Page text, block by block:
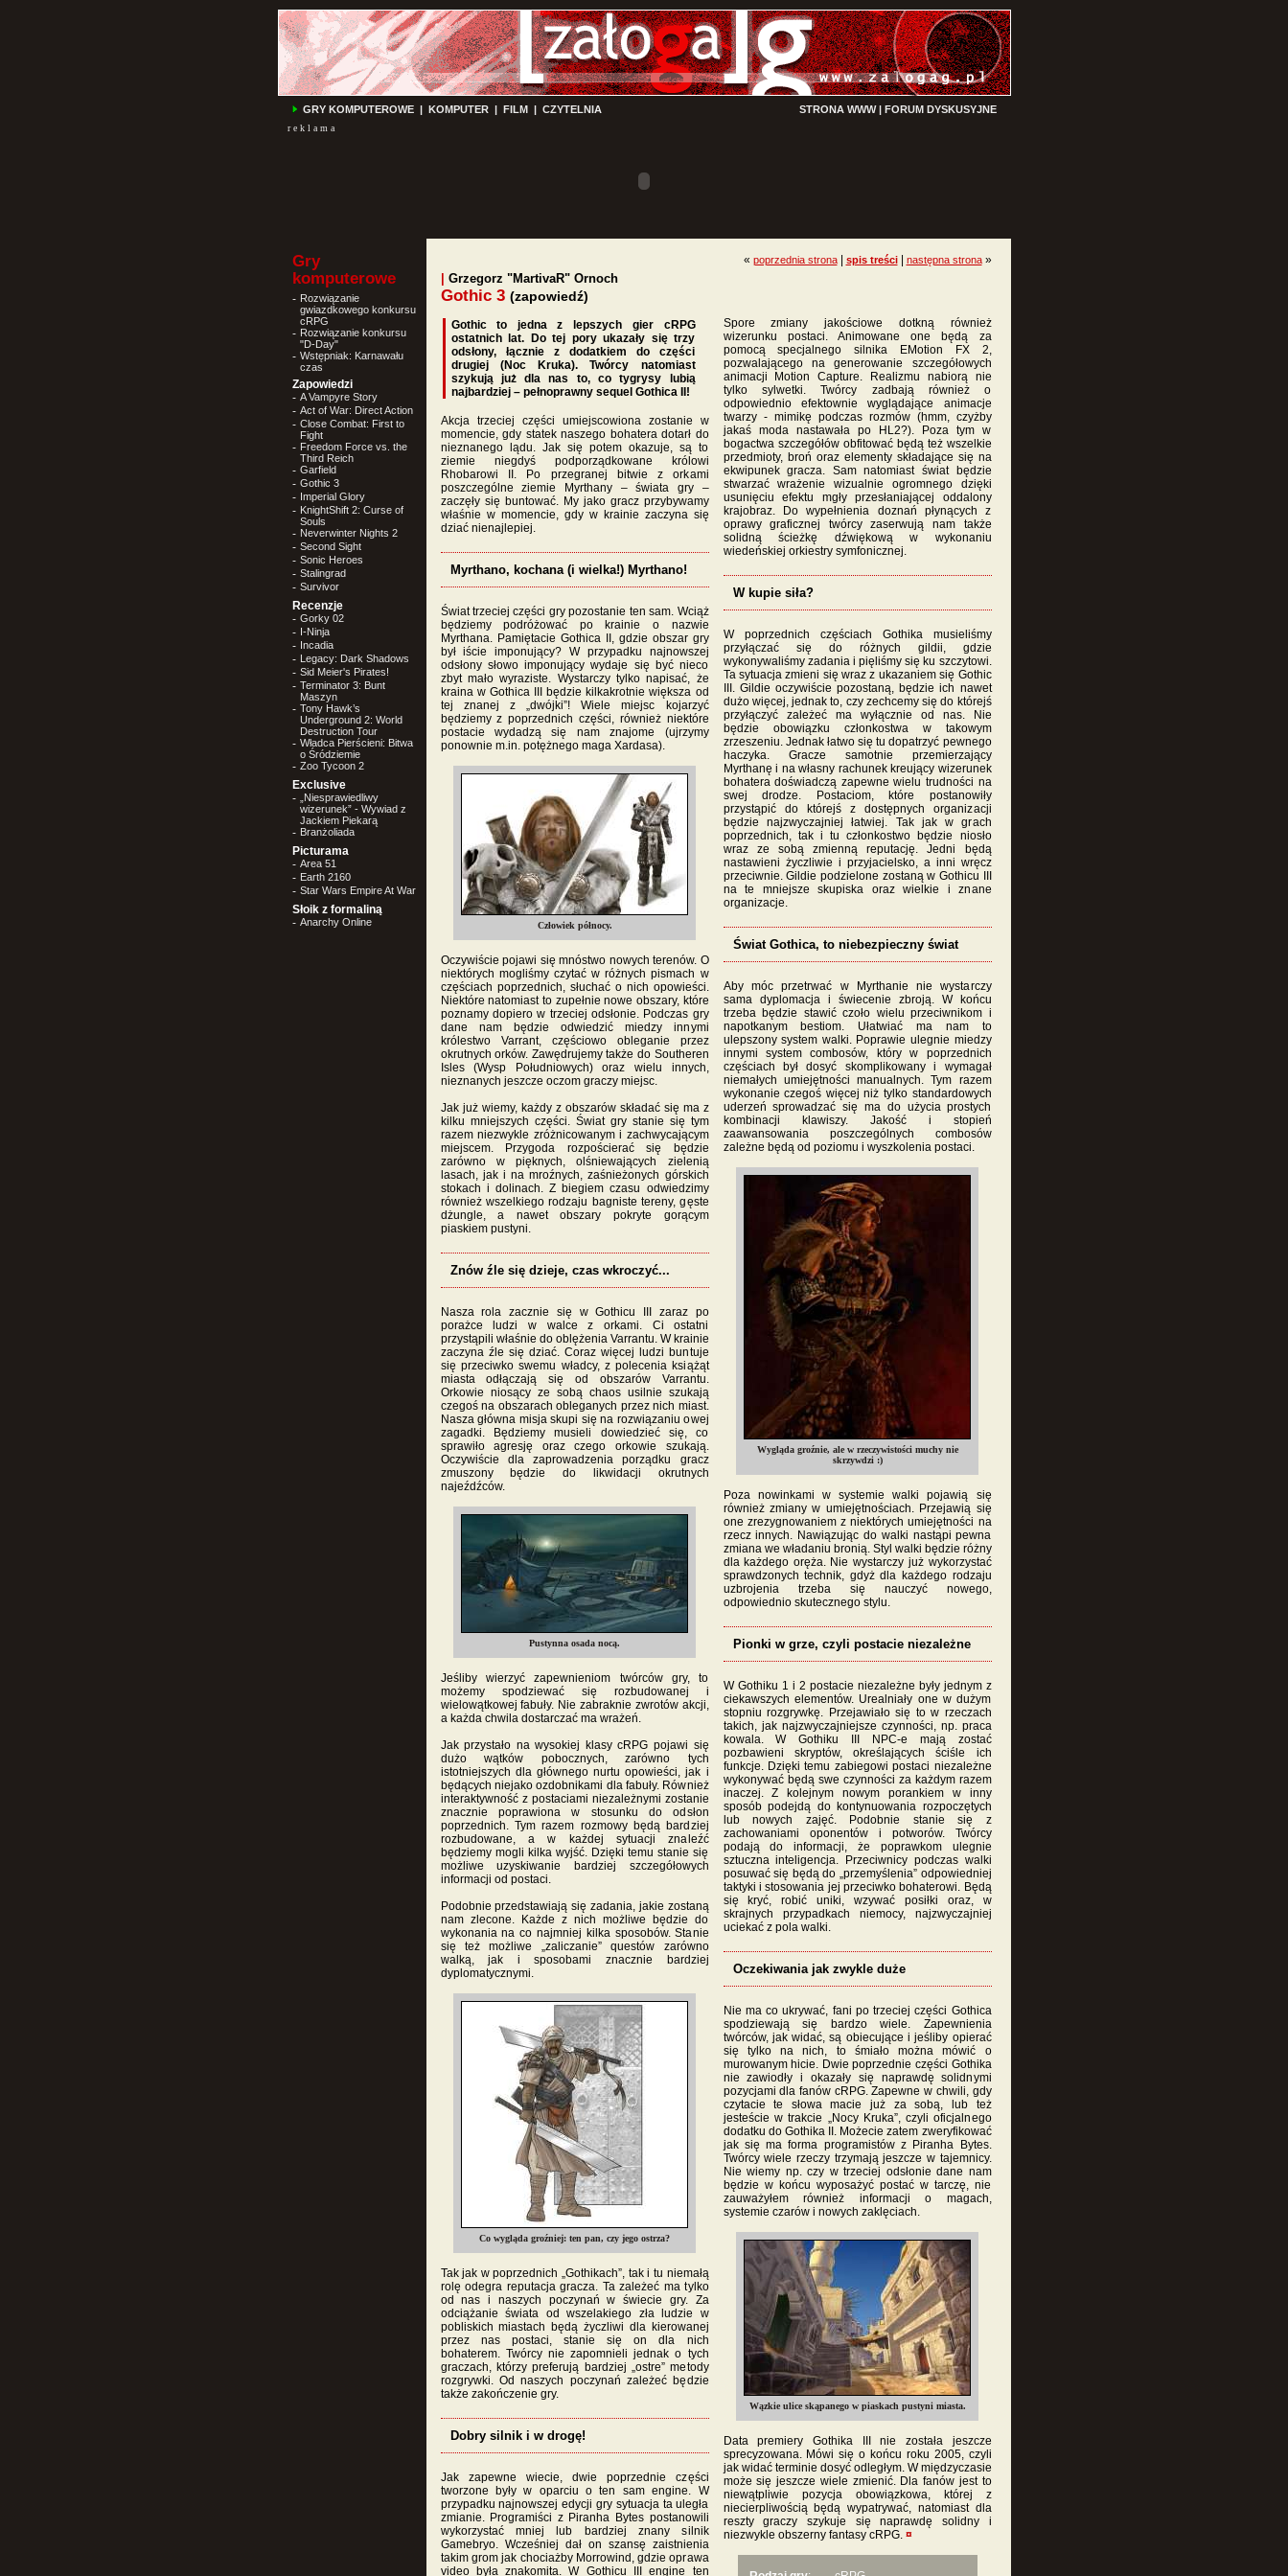
GRY KOMPUTEROWE| KOMPUTER| FILM| CZYTELNIA STRONA WWW| FORUM DYSKUSYJNE
r e k l a m a
Gry
komputerowe
- Rozwiązanie
gwiazdkowego konkursu
cRPG
- Rozwiązanie konkursu
"D-Day"
- Wstępniak: Karnawału
czas
Zapowiedzi
- A Vampyre Story
- Act of War: Direct Action
- Close Combat: First to
Fight
- Freedom Force vs. the
Third Reich
- Garfield
- Gothic 3
- Imperial Glory
- KnightShift 2: Curse of
Souls
- Neverwinter Nights 2
- Second Sight
- Sonic Heroes
- Stalingrad
- Survivor
Recenzje
- Gorky 02
- I-Ninja
- Incadia
- Legacy: Dark Shadows
- Sid Meier's Pirates!
- Terminator 3: Bunt
Maszyn
- Tony Hawk’s
Underground 2: World
Destruction Tour
- Władca Pierścieni: Bitwa
o Śródziemie
- Zoo Tycoon 2
Exclusive
-
„Niesprawiedliwy
wizerunek” - Wywiad z
Jackiem Piekarą
- Branżoliada
Picturama
- Area 51
- Earth 2160
- Star Wars Empire At War
Słoik z formaliną
- Anarchy Online
« poprzednia strona| spis treści| następna strona»
Grzegorz "MartivaR" Ornoch
Gothic 3 (zapowiedź)
Gothic to jedna z lepszych gier cRPG
ostatnich lat. Do tej pory ukazały się trzy
odsłony, łącznie z dodatkiem do części
drugiej (Noc Kruka). Twórcy natomiast
szykują już dla nas to, co tygrysy lubią
najbardziej – pełnoprawny sequel Gothica II!
Akcja trzeciej części umiejscowiona zostanie w
momencie, gdy statek naszego bohatera dotarł do
nieznanego lądu. Jak się potem okazuje, są to
ziemie niegdyś podporządkowane królowi
Rhobarowi II. Po przegranej bitwie z orkami
poszczególne ziemie Myrthany – świata gry –
zaczęły się buntować. My jako gracz przybywamy
właśnie w momencie, gdy w krainie zaczyna się
dziać nienajlepiej.
Myrthano, kochana (i wielka!) Myrthano!
Świat trzeciej części gry pozostanie ten sam. Wciąż
będziemy podróżować po krainie o nazwie
Myrthana. Pamiętacie Gothica II, gdzie obszar gry
był iście imponujący? W przypadku najnowszej
odsłony słowo imponujący wydaje się być nieco
zbyt mało wyraziste. Wystarczy tylko napisać, że
kraina w Gothica III będzie kilkakrotnie większa od
tej znanej z „dwójki”! Wiele miejsc kojarzyć
będziemy z poprzednich części, również niektóre
postacie wydadzą się nam znajome (ujrzymy
ponownie m.in. potężnego maga Xardasa).
Człowiek północy.
Oczywiście pojawi się mnóstwo nowych terenów. O
niektórych mogliśmy czytać w różnych pismach w
częściach poprzednich, słuchać o nich opowieści.
Niektóre natomiast to zupełnie nowe obszary, które
poznamy dopiero w trzeciej odsłonie. Podczas gry
dane nam będzie odwiedzić miedzy innymi
królestwo Varrant, częściowo obleganie przez
okrutnych orków. Zawędrujemy także do Southeren
Isles (Wysp Południowych) oraz wielu innych,
nieznanych jeszcze oczom graczy miejsc.
Jak już wiemy, każdy z obszarów składać się ma z
kilku mniejszych części. Świat gry stanie się tym
razem niezwykle zróżnicowanym i zachwycającym
miejscem. Przygoda rozpościerać się będzie
zarówno w pięknych, olśniewających zielenią
lasach, jak i na mroźnych, zaśnieżonych górskich
stokach i dolinach. Z biegiem czasu odwiedzimy
również wszelkiego rodzaju bagniste tereny, gęste
dżungle, a nawet obszary pokryte gorącym
piaskiem pustyni.
Znów źle się dzieje, czas wkroczyć...
Nasza rola zacznie się w Gothicu III zaraz po
porażce ludzi w walce z orkami. Ci ostatni
przystąpili właśnie do oblężenia Varrantu. W krainie
zaczyna źle się dziać. Coraz więcej ludzi buntuje
się przeciwko swemu władcy, z polecenia książąt
miasta odłączają się od obszarów Varrantu.
Orkowie niosący ze sobą chaos usilnie szukają
czegoś na obszarach obleganych przez nich miast.
Nasza główna misja skupi się na rozwiązaniu owej
zagadki. Będziemy musieli dowiedzieć się, co
sprawiło agresję oraz czego orkowie szukają.
Oczywiście dla zaprowadzenia porządku gracz
zmuszony będzie do likwidacji okrutnych
najeźdźców.
Pustynna osada nocą.
Jeśliby wierzyć zapewnieniom twórców gry, to
możemy spodziewać się rozbudowanej i
wielowątkowej fabuły. Nie zabraknie zwrotów akcji,
a każda chwila dostarczać ma wrażeń.
Jak przystało na wysokiej klasy cRPG pojawi się
dużo wątków pobocznych, zarówno tych
istotniejszych dla głównego nurtu opowieści, jak i
będących niejako ozdobnikami dla fabuły. Również
interaktywność z postaciami niezależnymi zostanie
znacznie poprawiona w stosunku do odsłon
poprzednich. Tym razem rozmowy będą bardziej
rozbudowane, a w każdej sytuacji znaleźć
będziemy mogli kilka wyjść. Dzięki temu stanie się
możliwe uzyskiwanie bardziej szczegółowych
informacji od postaci.
Podobnie przedstawiają się zadania, jakie zostaną
nam zlecone. Każde z nich możliwe będzie do
wykonania na co najmniej kilka sposobów. Stanie
się też możliwe „zaliczanie” questów zarówno
walką, jak i sposobami znacznie bardziej
dyplomatycznymi.
Co wygląda groźniej: ten pan, czy jego ostrza?
Tak jak w poprzednich „Gothikach”, tak i tu niemałą
rolę odegra reputacja gracza. Ta zależeć ma tylko
od nas i naszych poczynań w świecie gry. Za
odciążanie świata od wszelakiego zła ludzie w
pobliskich miastach będą życzliwi dla kierowanej
przez nas postaci, stanie się on dla nich
bohaterem. Twórcy nie zapomnieli jednak o tych
graczach, którzy preferują bardziej „ostre” metody
rozgrywki. Od naszych poczynań zależeć będzie
także zakończenie gry.
Dobry silnik i w drogę!
Jak zapewne wiecie, dwie poprzednie części
tworzone były w oparciu o ten sam engine. W
przypadku najnowszej edycji gry sytuacja ta uległa
zmianie. Programiści z Piranha Bytes postanowili
wykorzystać mniej lub bardziej znany silnik
Gamebryo. Wcześniej dał on szansę zaistnienia
takim grom jak chociażby Morrowind, gdzie oprawa
video była znakomita. W Gothicu III engine ten
Spore zmiany jakościowe dotkną również
wizerunku postaci. Animowane one będą za
pomocą specjalnego silnika EMotion FX 2,
pozwalającego na generowanie szczegółowych
animacji Motion Capture. Realizmu nabiorą nie
tylko sylwetki. Twórcy zadbają również o
odpowiednio efektownie wyglądające animacje
twarzy - mimikę podczas rozmów (hmm, czyżby
jakaś moda nastawała po HL2?). Poza tym w
bogactwa szczegółów obfitować będą też wszelkie
przedmioty, broń oraz elementy składające się na
ekwipunek gracza. Sam natomiast świat będzie
stwarzać wrażenie wizualnie ogromnego dzięki
usunięciu efektu mgły przesłaniającej oddalony
krajobraz. Do wypełnienia doznań płynących z
oprawy graficznej twórcy zaserwują nam także
solidną ścieżkę dźwiękową w wykonaniu
wiedeńskiej orkiestry symfonicznej.
W kupie siła?
W poprzednich częściach Gothika musieliśmy
przyłączać się do różnych gildii, gdzie
wykonywaliśmy zadania i pięliśmy się ku szczytowi.
Ta sytuacja zmieni się wraz z ukazaniem się Gothic
III. Gildie oczywiście pozostaną, będzie ich nawet
dużo więcej, jednak to, czy zechcemy się do którejś
przyłączyć zależeć ma wyłącznie od nas. Nie
będzie obowiązku członkostwa w takowym
zrzeszeniu. Jednak łatwo się tu dopatrzyć pewnego
haczyka. Gracze samotnie przemierzający
Myrthanę i na własny rachunek kreujący wizerunek
bohatera doświadczą zapewne wielu trudności na
swej drodze. Postaciom, które postanowiły
przystąpić do którejś z dostępnych organizacji
będzie najzwyczajniej łatwiej. Tak jak w grach
poprzednich, tak i tu członkostwo będzie niosło
wraz ze sobą zmienną reputację. Jedni będą
nastawieni życzliwie i przyjacielsko, a inni wręcz
przeciwnie. Gildie podzielone zostaną w Gothicu III
na te mniejsze skupiska oraz wielkie i znane
organizacje.
Świat Gothica, to niebezpieczny świat
Aby móc przetrwać w Myrthanie nie wystarczy
sama dyplomacja i świecenie zbroją. W końcu
trzeba będzie stawić czoło wielu przeciwnikom i
napotkanym bestiom. Ułatwiać ma nam to
ulepszony system walki. Poprawie ulegnie miedzy
innymi system combosów, który w poprzednich
częściach był dosyć skomplikowany i wymagał
niemałych umiejętności manualnych. Tym razem
wykonanie czegoś więcej niż tylko standardowych
uderzeń sprowadzać się ma do użycia prostych
kombinacji klawiszy. Jakość i stopień
zaawansowania poszczególnych combosów
zależne będą od poziomu i wyszkolenia postaci.
Wygląda groźnie, ale w rzeczywistości muchy nie
skrzywdzi :)
Poza nowinkami w systemie walki pojawią się
również zmiany w umiejętnościach. Przejawią się
one zrezygnowaniem z niektórych umiejętności na
rzecz innych. Nawiązując do walki nastąpi pewna
zmiana we władaniu bronią. Styl walki będzie różny
dla każdego oręża. Nie wystarczy już wykorzystać
sprawdzonych technik, gdyż dla każdego rodzaju
uzbrojenia trzeba się nauczyć nowego,
odpowiednio skutecznego stylu.
Pionki w grze, czyli postacie niezależne
W Gothiku 1 i 2 postacie niezależne były jednym z
ciekawszych elementów. Urealniały one w dużym
stopniu rozgrywkę. Przejawiało się to w rzeczach
takich, jak najzwyczajniejsze czynności, np. praca
kowala. W Gothiku III NPC-e mają zostać
pozbawieni skryptów, określających ściśle ich
funkcje. Dzięki temu zabiegowi postaci niezależne
wykonywać będą swe czynności za każdym razem
inaczej. Z kolejnym nowym porankiem w inny
sposób podejdą do kontynuowania rozpoczętych
lub nowych zajęć. Podobnie stanie się z
zachowaniami oponentów i potworów. Twórcy
podają do informacji, że poprawkom ulegnie
sztuczna inteligencja. Przeciwnicy podczas walki
posuwać się będą do „przemyślenia” odpowiedniej
taktyki i stosowania jej przeciwko bohaterowi. Będą
się kryć, robić uniki, wzywać posiłki oraz, w
skrajnych przypadkach niemocy, najzwyczajniej
uciekać z pola walki.
Oczekiwania jak zwykle duże
Nie ma co ukrywać, fani po trzeciej części Gothica
spodziewają się bardzo wiele. Zapewnienia
twórców, jak widać, są obiecujące i jeśliby opierać
się tylko na nich, to śmiało można mówić o
murowanym hicie. Dwie poprzednie części Gothika
nie zawiodły i okazały się naprawdę solidnymi
pozycjami dla fanów cRPG. Zapewne w chwili, gdy
czytacie te słowa macie już za sobą, lub też
jesteście w trakcie „Nocy Kruka”, czyli oficjalnego
dodatku do Gothika II. Możecie zatem zweryfikować
jak się ma forma programistów z Piranha Bytes.
Twórcy wiele rzeczy trzymają jeszcze w tajemnicy.
Nie wiemy np. czy w trzeciej odsłonie dane nam
będzie w końcu wyposażyć postać w tarczę, nie
zauważyłem również informacji o magach,
systemie czarów i nowych zaklęciach.
Wązkie ulice skąpanego w piaskach pustyni miasta.
Data premiery Gothika III nie została jeszcze
sprecyzowana. Mówi się o końcu roku 2005, czyli
jak widać terminie dosyć odległym. W międzyczasie
może się jeszcze wiele zmienić. Dla fanów jest to
niewątpliwie pozycja obowiązkowa, której z
niecierpliwością będą wypatrywać, natomiast dla
reszty graczy szykuje się naprawdę solidny i
niezwykle obszerny fantasy cRPG. ¤